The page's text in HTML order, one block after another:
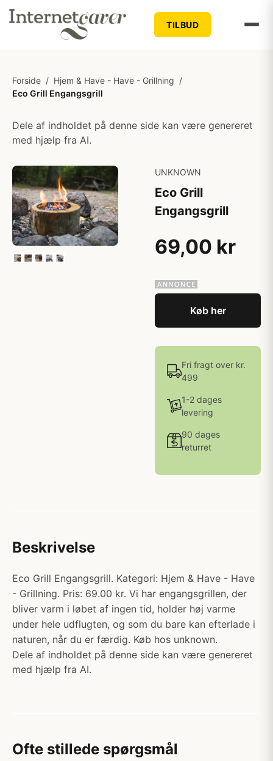
TILBUD
Forside / Hjem & Have - Have - Grillning /
Eco Grill Engangsgrill
Dele af indholdet på denne side kan være genereret
med hjælp fra AI.
UNKNOWN
Eco Grill
Engangsgrill
69,00 kr
Køb her
Fri fragt over kr.
499
1-2 dages
levering
90 dages
returret
Beskrivelse
Eco Grill Engangsgrill. Kategori: Hjem & Have - Have
- Grillning. Pris: 69.00 kr. Vi har engangsgrillen, der
bliver varm i løbet af ingen tid, holder høj varme
under hele udflugten, og som du bare kan efterlade i
naturen, når du er færdig. Køb hos unknown.
Dele af indholdet på denne side kan være genereret
med hjælp fra AI.
Ofte stillede spørgsmål